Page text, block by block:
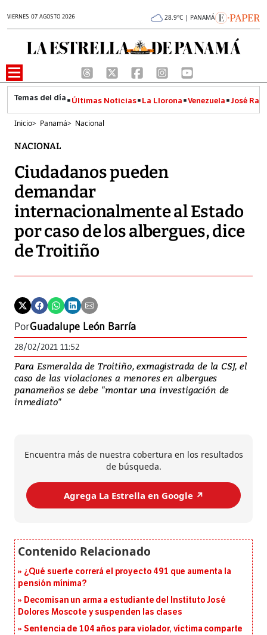
VIERNES 07 AGOSTO 2026 28.9°C | PANAMÁ
Últimas Noticias La Llorona Venezuela José
Inicio> Panamá> Nacional
NACIONAL
Ciudadanos pueden
demandar
internacionalmente al Estado
por caso de los albergues, dice
de Troitiño
PorGuadalupe León Barría
28/02/2021 11:52
Para Esmeralda de Troitiño, exmagistrada de la CSJ, el
caso de las violaciones a menores en albergues
panameños se debe "montar una investigación de
inmediato"
Encuentra más de nuestra cobertura en los resultados
de búsqueda.
Agrega La Estrella en Google ↗️
¿Qué suerte correrá el proyecto 491 que aumenta la
pensión mínima?
Decomisan un arma a estudiante del Instituto José
Dolores Moscote y suspenden las clases
Sentencia de 104 años para violador, víctima comparte